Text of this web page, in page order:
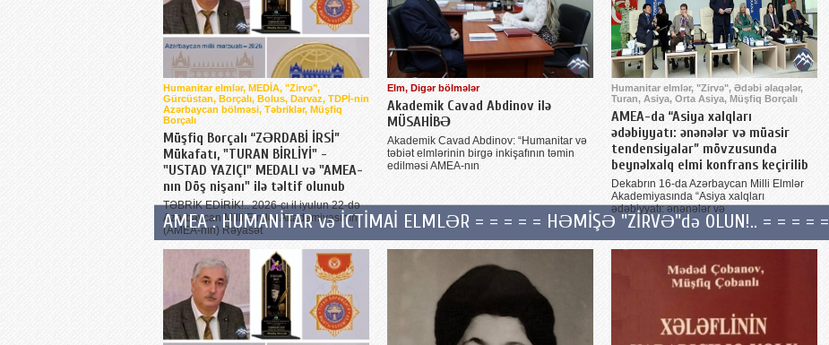
Humanitar elmlər, MEDİA, "Zirvə",
Gürcüstan, Borçalı, Bolus, Darvaz, TDPİ-nin
Azərbaycan bölməsi, Təbriklər, Müşfiq
Borçalı
Müşfiq Borçalı “ZƏRDABİ İRSİ”
Mükafatı, "TURAN BİRLİYİ" -
"USTAD YAZIÇI" MEDALI və "AMEA-
nın Döş nişanı" ilə təltif olunub
TƏBRİK EDİRİK!.. 2026-cı il iyulun 22-də
Azərbaycan Milli Elmlər Akademiyasının
(AMEA-nın) Rəyasət
Elm, Digər bölmələr
Akademik Cavad Abdinov ilə
MÜSAHİBƏ
Akademik Cavad Abdinov: “Humanitar və
təbiət elmlərinin birgə inkişafının təmin
edilməsi AMEA-nın
Humanitar elmlər, "Zirvə", Ədəbi əlaqələr,
Turan, Asiya, Orta Asiya, Müşfiq Borçalı
AMEA-da “Asiya xalqları
ədəbiyyatı: ənənələr və müasir
tendensiyalar” mövzusunda
beynəlxalq elmi konfrans keçirilib
Dekabrın 16-da Azərbaycan Milli Elmlər
Akademiyasında “Asiya xalqları
ədəbiyyatı: ənənələr və
AMEA : HUMANİTAR və İCTİMAİ ELMLƏR = = = = = HƏMİŞƏ "ZİRVƏ"də OLUN!.. = = = = =